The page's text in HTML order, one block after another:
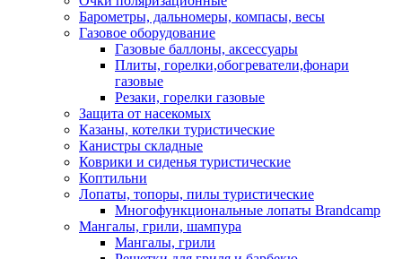
Барометры, дальномеры, компасы, весы
Газовое оборудование
Газовые баллоны, аксессуары
Плиты, горелки,обогреватели,фонари
газовые
Резаки, горелки газовые
Защита от насекомых
Казаны, котелки туристические
Канистры складные
Коврики и сиденья туристические
Коптильни
Лопаты, топоры, пилы туристические
Многофункциональные лопаты Brandcamp
Мангалы, грили, шампура
Мангалы, грили